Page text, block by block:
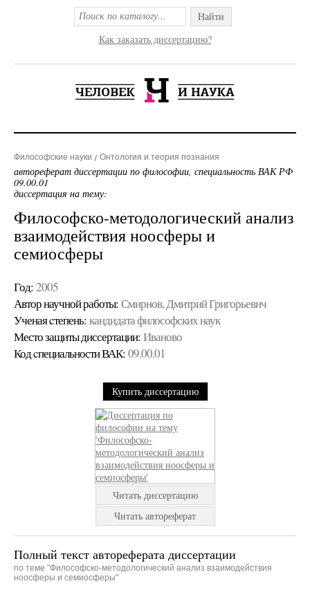
Найти
Как заказать диссертацию?
Философские науки Онтология и теория познания
автореферат диссертации по философии, специальность ВАК РФ
09.00.01
диссертация на тему:
Философско-методологический анализ
взаимодействия ноосферы и
семиосферы
Год: 2005
Автор научной работы: Смирнов, Дмитрий Григорьевич
Ученая cтепень: кандидата философских наук
Место защиты диссертации: Иваново
Код cпециальности ВАК: 09.00.01
Купить диссертацию
Читать диссертацию
Читать автореферат
Полный текст автореферата диссертации
по теме "Философско-методологический анализ взаимодействия
ноосферы и семиосферы"